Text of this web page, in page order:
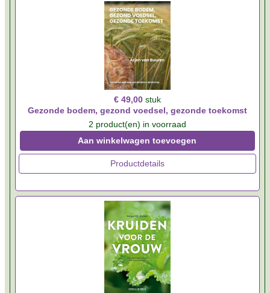
€ 49,00 stuk
Gezonde bodem, gezond voedsel, gezonde toekomst
2 product(en) in voorraad
Aan winkelwagen toevoegen
Productdetails